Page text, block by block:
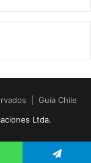
| Guía Chile
Ltda.